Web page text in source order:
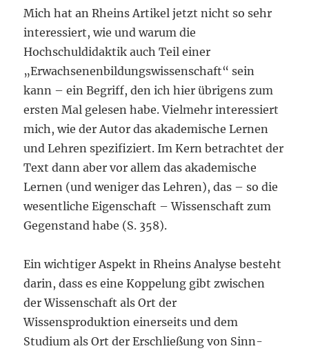
Mich hat an Rheins Artikel jetzt nicht so sehr
interessiert, wie und warum die
Hochschuldidaktik auch Teil einer
„Erwachsenenbildungswissenschaft“ sein
kann – ein Begriff, den ich hier übrigens zum
ersten Mal gelesen habe. Vielmehr interessiert
mich, wie der Autor das akademische Lernen
und Lehren spezifiziert. Im Kern betrachtet der
Text dann aber vor allem das akademische
Lernen (und weniger das Lehren), das – so die
wesentliche Eigenschaft – Wissenschaft zum
Gegenstand habe (S. 358).
Ein wichtiger Aspekt in Rheins Analyse besteht
darin, dass es eine Koppelung gibt zwischen
der Wissenschaft als Ort der
Wissensproduktion einerseits und dem
Studium als Ort der Erschließung von Sinn-